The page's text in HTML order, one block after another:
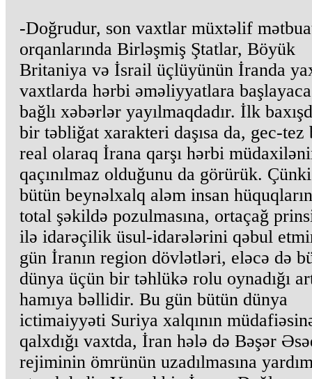
-Doğrudur, son vaxtlar müxtəlif
orqanlarında Birləşmiş Ştatlar, Böyük
Britaniya və İsrail üçlüyünün İranda
vaxtlarda hərbi əməliyyatlara
bağlı xəbərlər yayılmaqdadır. İlk
bir təbliğat xarakteri daşısa da, gec-tez
real olaraq İrana qarşı hərbi
qaçınılmaz olduğunu da görürük.
bütün beynəlxalq aləm insan
total şəkildə pozulmasına, ortaçağ
ilə idarəçilik üsul-idarələrini qəbul
gün İranın region dövlətləri, eləcə də
dünya üçün bir təhlükə rolu oynadığı
hamıya bəllidir. Bu gün bütün dünya
ictimaiyyəti Suriya xalqının
qalxdığı vaxtda, İran hələ də Bəşər
rejiminin ömrünün uzadılmasına